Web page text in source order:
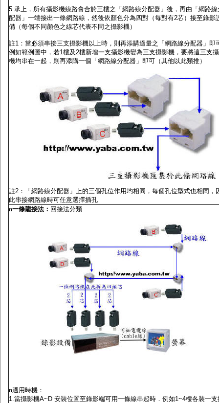
5.承上，所有攝影機線路會合於三樓之「網路線分配器」後，再由「網路線
配器」一端接出一條網路線，然後依顏色分為四對（每對有2芯）接至錄影
備（每個不同顏色之線芯代表不同之攝影機）
註1：當必須串接三支攝影機以上時，則再添購適量之「網路線分配器」即
例如範例圖中，若1樓及2樓新增一支攝影機變為三支攝影機，要將這三支
機均串在一起，則再添購一個「網路線分配器」即可（其他以此類推）
註2：「網路線分配器」上的三個孔位作用均相同，每個孔位型式也相同，
此串接網路線時可任意選擇插孔
n一條龍接法： 回接法分類
n適用時機：
1.當攝影機A~D 安裝位置至錄影端可用一條線串起時．例如1~4樓各裝一支